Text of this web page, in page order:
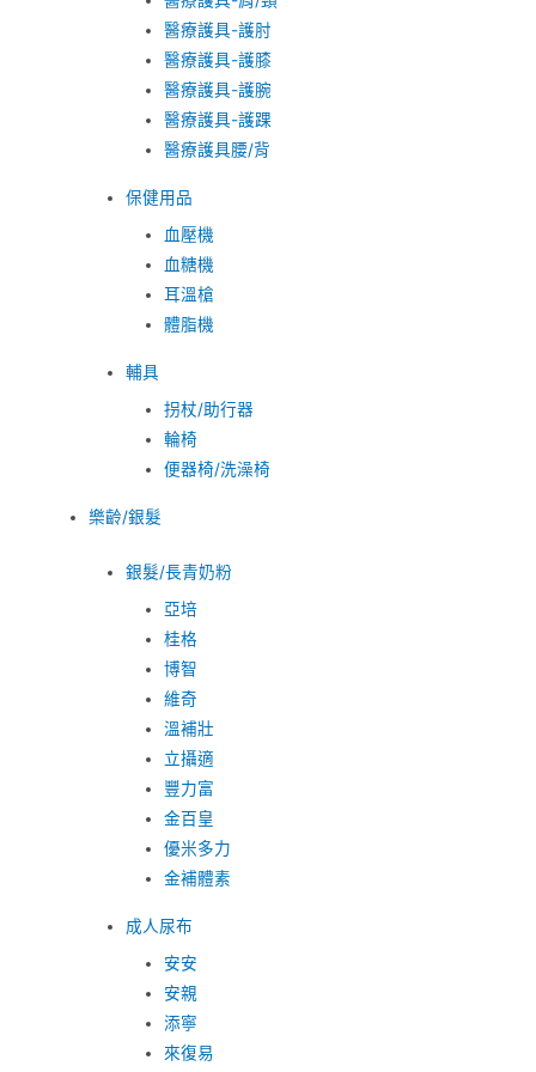
醫療護具-護肘
醫療護具-護膝
醫療護具-護腕
醫療護具-護踝
醫療護具腰/背
保健用品
血壓機
血糖機
耳溫槍
體脂機
輔具
拐杖/助行器
輪椅
便器椅/洗澡椅
樂齡/銀髮
銀髮/長青奶粉
亞培
桂格
博智
維奇
溫補壯
立攝適
豐力富
金百皇
優米多力
金補體素
成人尿布
安安
安親
添寧
來復易